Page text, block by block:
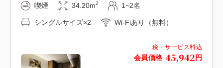
税・サービス料込
会員価格 45,942 円
喫煙 34.20m2 1~2名
シングルサイズ×2 Wi-Fiあり（無料）